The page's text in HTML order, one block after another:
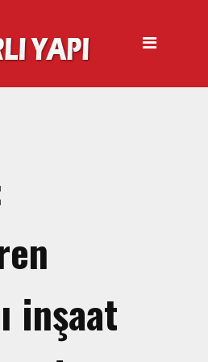
inşaat